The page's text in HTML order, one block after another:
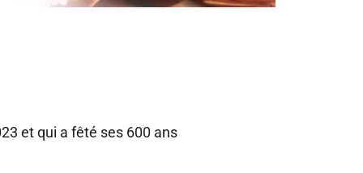
et qui a fêté ses 600 ans